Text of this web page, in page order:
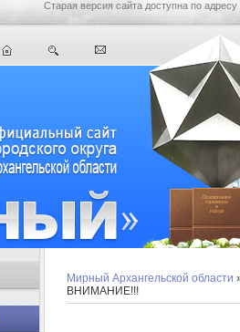
Старая версия сайта доступна по адресу
Мирный Архангельской области
ВНИМАНИЕ!!!